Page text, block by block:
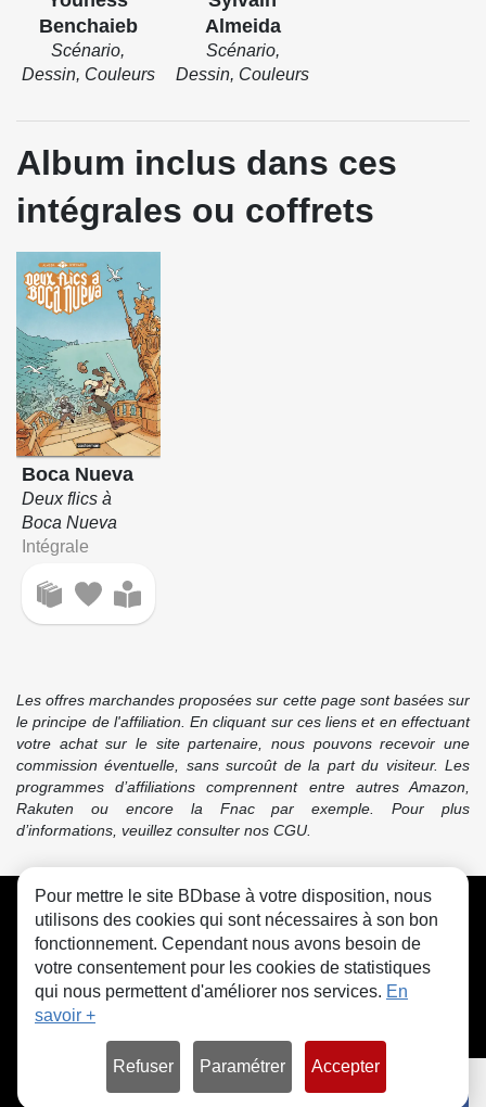
Benchaieb
Scénario,
Dessin, Couleurs
Almeida
Scénario,
Dessin, Couleurs
Album inclus dans ces
intégrales ou coffrets
Boca Nueva
Deux flics à
Boca Nueva
Intégrale
Les offres marchandes proposées sur cette page sont basées sur
le principe de l'affiliation. En cliquant sur ces liens et en effectuant
votre achat sur le site partenaire, nous pouvons recevoir une
commission éventuelle, sans surcoût de la part du visiteur. Les
programmes d’affiliations comprennent entre autres Amazon,
Rakuten ou encore la Fnac par exemple. Pour plus
d’informations, veuillez consulter nos CGU.
CGU FAQ Contact Cookies
Pour mettre le site BDbase à votre disposition, nous
utilisons des cookies qui sont nécessaires à son bon
fonctionnement. Cependant nous avons besoin de
votre consentement pour les cookies de statistiques
qui nous permettent d'améliorer nos services. En
savoir +
Refuser Paramétrer Accepter